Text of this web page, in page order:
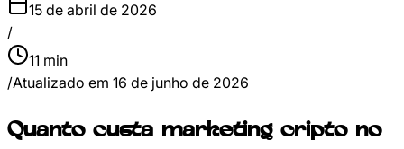
15 de abril de 2026
/
11 min
/Atualizado em 16 de junho de 2026
Quanto custa marketing cripto no